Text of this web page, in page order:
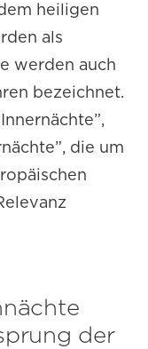
heiligen
als
werden auch
bezeichnet.
die um
der